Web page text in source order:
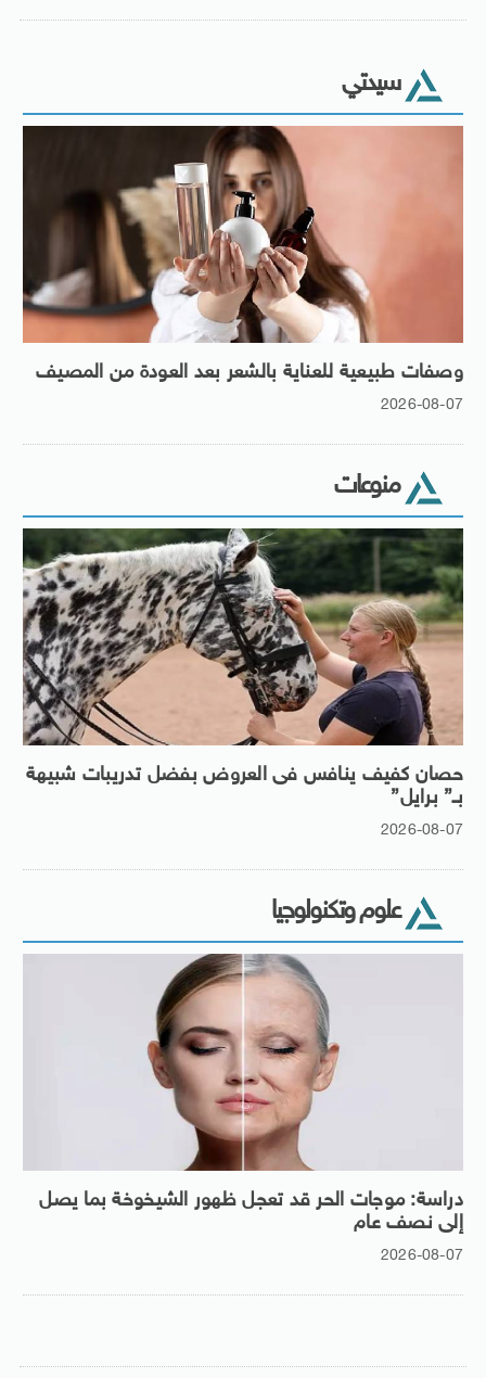
سيدتي
وصفات طبيعية للعناية بالشعر بعد العودة من المصيف
2026-08-07
منوعات
حصان كفيف ينافس فى العروض بفضل تدريبات شبيهة
بـ” برايل”
2026-08-07
علوم وتكنولوجيا
دراسة: موجات الحر قد تعجل ظهور الشيخوخة بما يصل
إلى نصف عام
2026-08-07